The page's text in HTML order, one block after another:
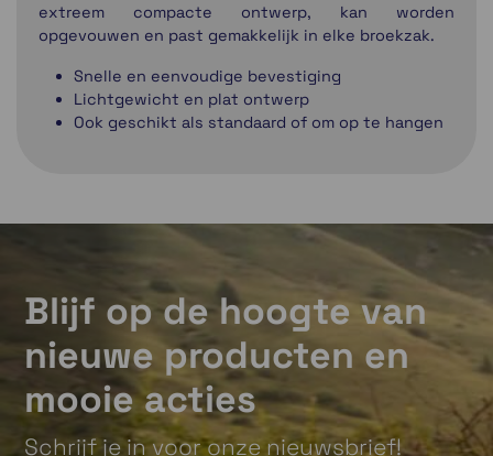
extreem compacte ontwerp, kan worden
opgevouwen en past gemakkelijk in elke broekzak.
Snelle en eenvoudige bevestiging
Lichtgewicht en plat ontwerp
Ook geschikt als standaard of om op te hangen
Blijf op de hoogte van
nieuwe producten en
mooie acties
Schrijf je in voor onze nieuwsbrief!